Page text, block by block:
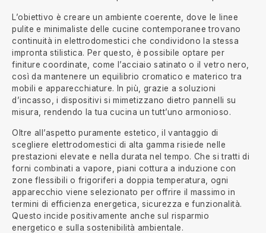
L’obiettivo è creare un ambiente coerente, dove le linee
pulite e minimaliste delle cucine contemporanee trovano
continuità in elettrodomestici che condividono la stessa
impronta stilistica. Per questo, è possibile optare per
finiture coordinate, come l’acciaio satinato o il vetro nero,
così da mantenere un equilibrio cromatico e materico tra
mobili e apparecchiature. In più, grazie a soluzioni
d’incasso, i dispositivi si mimetizzano dietro pannelli su
misura, rendendo la tua cucina un tutt’uno armonioso.
Oltre all’aspetto puramente estetico, il vantaggio di
scegliere elettrodomestici di alta gamma risiede nelle
prestazioni elevate e nella durata nel tempo. Che si tratti di
forni combinati a vapore, piani cottura a induzione con
zone flessibili o frigoriferi a doppia temperatura, ogni
apparecchio viene selezionato per offrire il massimo in
termini di efficienza energetica, sicurezza e funzionalità.
Questo incide positivamente anche sul risparmio
energetico e sulla sostenibilità ambientale.